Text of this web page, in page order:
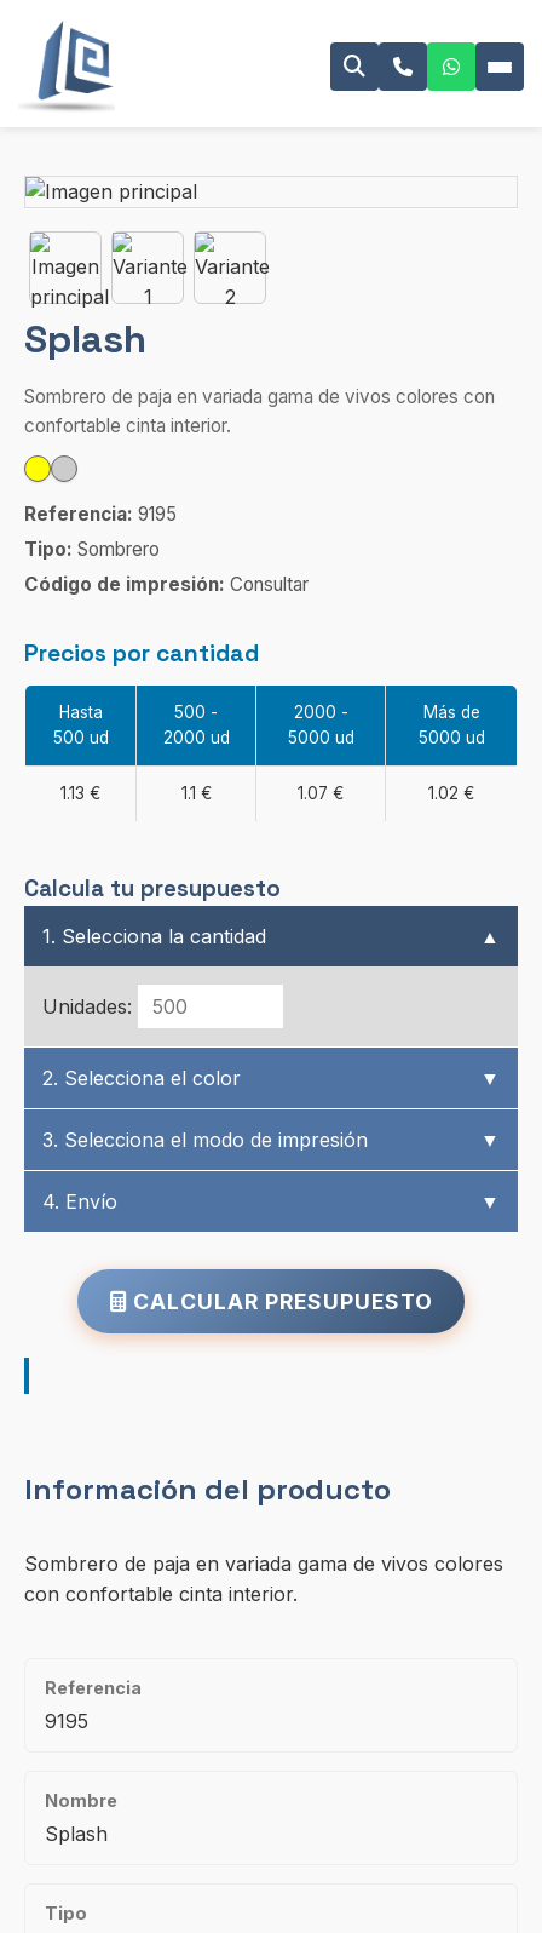
Splash
Sombrero de paja en variada gama de vivos colores con
confortable cinta interior.
Referencia: 9195
Tipo: Sombrero
Código de impresión: Consultar
Precios por cantidad
Hasta
500 ud
500 -
2000 ud
2000 -
5000 ud
Más de
5000 ud
1.13 € 1.1 € 1.07 € 1.02 €
Calcula tu presupuesto
1. Selecciona la cantidad ▲
Unidades:
2. Selecciona el color ▼
3. Selecciona el modo de impresión ▼
4. Envío ▼
CALCULAR PRESUPUESTO
Información del producto
Sombrero de paja en variada gama de vivos colores
con confortable cinta interior.
Referencia
9195
Nombre
Splash
Tipo